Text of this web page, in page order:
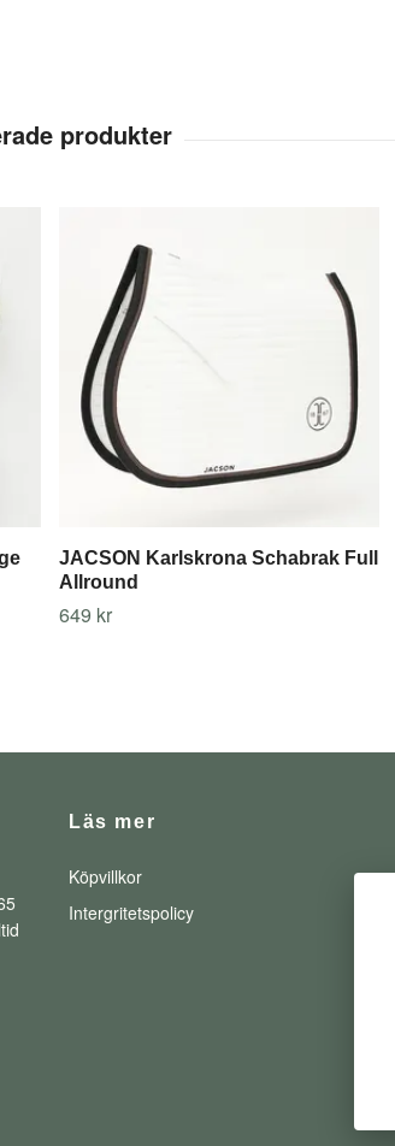
JACSON Karlskrona Schabrak Full
Allround
649 kr
Läs mer
Köpvillkor
Intergritetspolicy